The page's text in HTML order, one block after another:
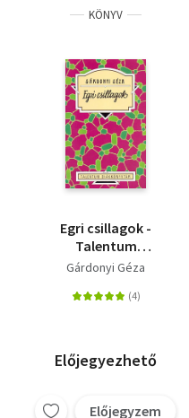
Természettudomány
Történelem
KÖNYV
Egri csillagok -
Talentum
Diákkönyvtár
Gárdonyi Géza
Előjegyezhető
Előjegyzem